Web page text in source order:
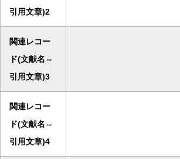
引用文章)2
関連レコー
ド(文献名⇔
引用文章)3
関連レコー
ド(文献名⇔
引用文章)4